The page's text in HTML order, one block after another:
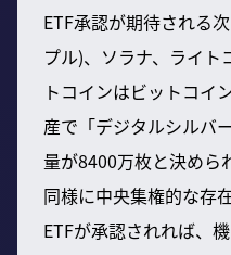
ETF承認が期待される
プル)、ソラナ、ライト
トコインはビットコイ
産で「デジタルシルバ
量が8400万枚と決めら
同様に中央集権的な存
ETFが承認されれば、